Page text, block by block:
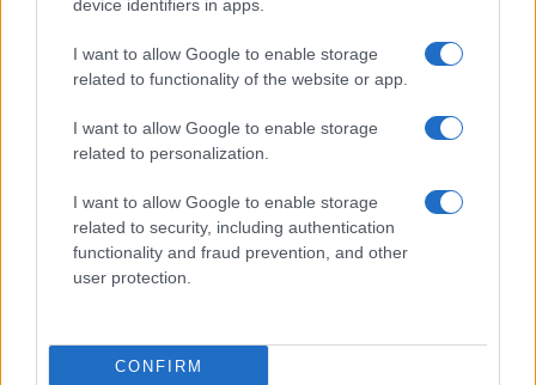
device identifiers in apps.
I want to allow Google to enable storage
related to functionality of the website or app.
I want to allow Google to enable storage
related to personalization.
I want to allow Google to enable storage
related to security, including authentication
functionality and fraud prevention, and other
user protection.
CONFIRM
Francisco
Matteo Pellegrino · 6 Ago 2026
LIFESTYLE